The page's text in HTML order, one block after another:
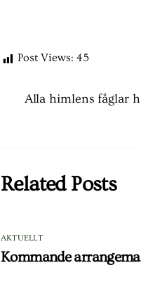
Post Views: 45
Alla himlens fåglar
Related Posts
AKTUELLT
Kommande